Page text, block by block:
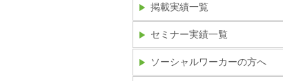
掲載実績一覧
セミナー実績一覧
ソーシャルワーカーの方へ